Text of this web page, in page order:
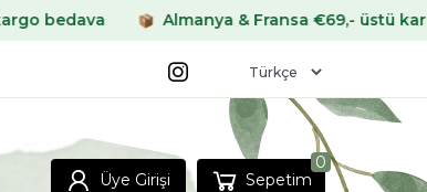
Almanya & Fransa €69,- üstü kargo bedava
Üye Girişi Sepetim
0